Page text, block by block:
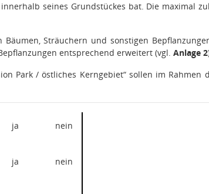
seines Grundstückes bat. Die maximal
Sträuchern und sonstigen
entsprechend erweitert (vgl. Anlage 2
Park / östliches Kerngebiet“ sollen im Rahmen
ja nein
ja nein